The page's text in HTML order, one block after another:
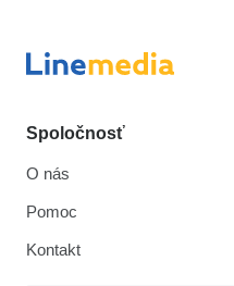
Spoločnosť
O nás
Pomoc
Kontakt